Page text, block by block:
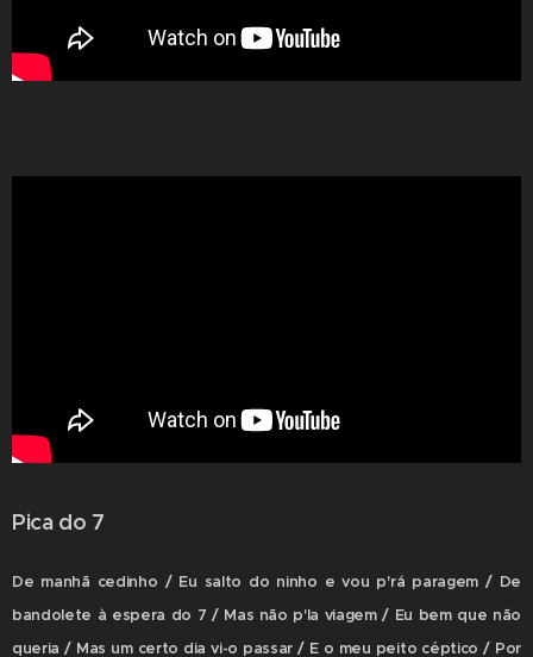
Pica do 7
De manhã cedinho / Eu salto do ninho e vou p'rá paragem / De
bandolete à espera do 7 / Mas não p'la viagem / Eu bem que não
queria / Mas um certo dia vi-o passar / E o meu peito céptico / Por